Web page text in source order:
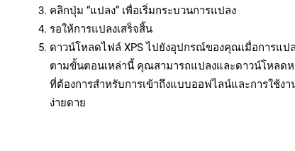
คลิกปุ่ม “แปลง” เพื่อเริ่มกระบวนการแปลง
รอให้การแปลงเสร็จสิ้น
ดาวน์โหลดไฟล์ XPS ไปยังอุปกรณ์ของคุณเมื่อการแป
ตามขั้นตอนเหล่านี้ คุณสามารถแปลงและดาวน์โหลดห
ที่ต้องการสำหรับการเข้าถึงแบบออฟไลน์และการใช้ง
ง่ายดาย